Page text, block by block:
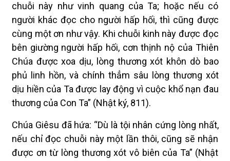
chuỗi này như vinh quang của Ta; hoặc nếu có
người khác đọc cho người hấp hối, thì cũng được
cùng một ơn như vậy. Khi chuỗi kinh này được đọc
bên giường người hấp hối, cơn thịnh nộ của Thiên
Chúa được xoa dịu, lòng thương xót khôn dò bao
phủ linh hồn, và chính thẳm sâu lòng thương xót
dịu hiền của Ta được lay động vì cuộc khổ nạn đau
thương của Con Ta” (Nhật ký, 811).
Chúa Giêsu đã hứa: “Dù là tội nhân cứng lòng nhất,
nếu chỉ đọc chuỗi này một lần thôi, cũng sẽ nhận
được ơn từ lòng thương xót vô biên của Ta” (Nhật